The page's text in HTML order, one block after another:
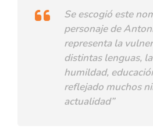
Se escogió este
personaje de
representa la
distintas lenguas,
humildad,
reflejado muchos
actualidad”